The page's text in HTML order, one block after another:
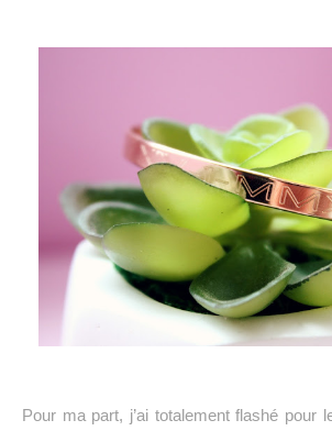
Pour ma part, j’ai totalement flashé pour